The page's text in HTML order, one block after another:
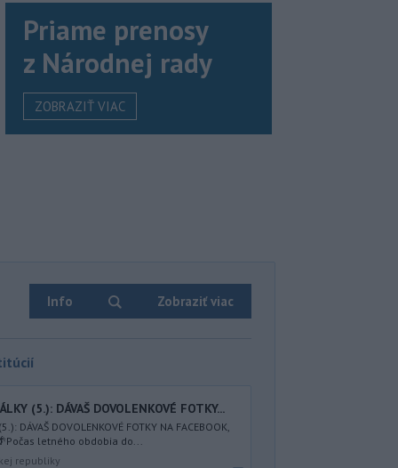
Priame prenosy
z Národnej rady
ZOBRAZIŤ VIAC
Info Zobraziť viac
(5.): DÁVAŠ DOVOLENKOVÉ FOTKY...
DÁVAŠ DOVOLENKOVÉ FOTKY NA FACEBOOK,
🌴Počas letného obdobia do...
republiky